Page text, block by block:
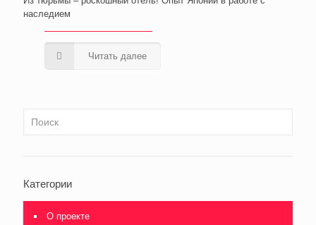
наследием
Читать далее
Категории
О проекте